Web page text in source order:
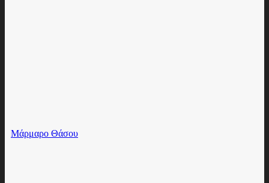
Μάρμαρο Θάσου